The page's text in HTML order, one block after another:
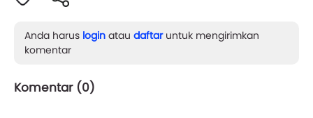
Anda harus login atau daftaruntuk mengirimkan
komentar
Komentar (0)